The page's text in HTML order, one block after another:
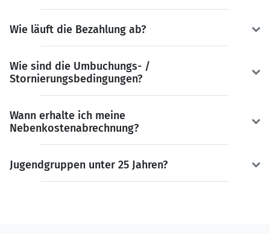
Wie läuft die Bezahlung ab?
Wie sind die Umbuchungs- /
Stornierungsbedingungen?
Wann erhalte ich meine
Nebenkostenabrechnung?
Jugendgruppen unter 25 Jahren?